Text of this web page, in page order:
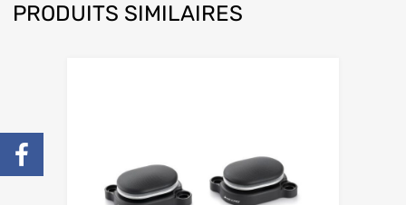
PRODUITS SIMILAIRES